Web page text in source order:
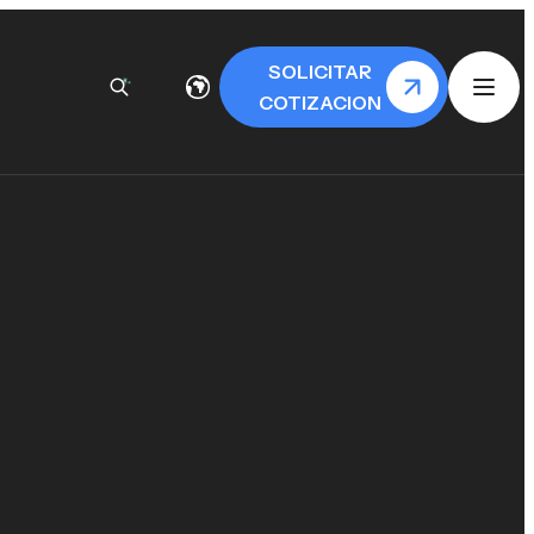
SOLICITAR
COTIZACION